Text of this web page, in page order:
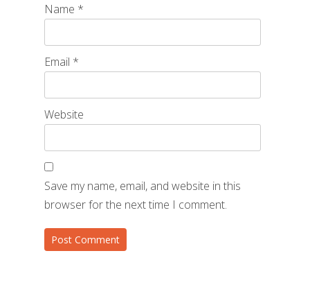
Name *
Email *
Website
Save my name, email, and website in this
browser for the next time I comment.